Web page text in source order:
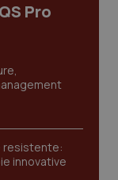
Pro
resistente:
innovative